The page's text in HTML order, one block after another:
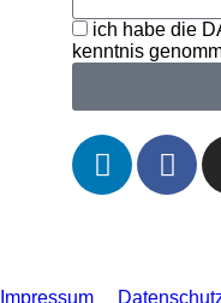
ich habe die
kenntnis
Impressum